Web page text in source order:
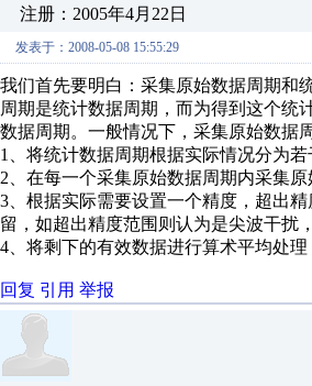
注册：2005年4月22日
发表于：2008-05-08 15:55:29
我们首先要明白：采集原始数据周期和
周期是统计数据周期，而为得到这个统
数据周期。一般情况下，采集原始数据
1、将统计数据周期根据实际情况分为
2、在每一个采集原始数据周期内采集原
3、根据实际需要设置一个精度，超出
留，如超出精度范围则认为是尖波干扰
4、将剩下的有效数据进行算术平均处理
回复 引用 举报